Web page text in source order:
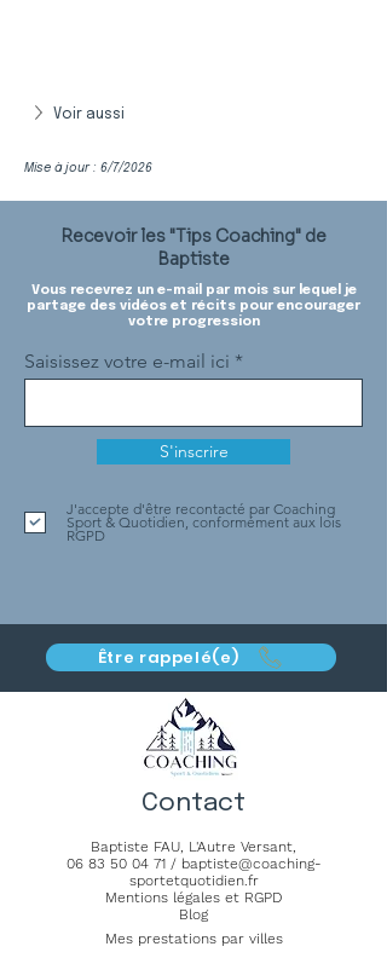
Voir aussi
Mise à jour : 6/7/2026
Recevoir les "Tips Coaching" de
Baptiste
Vous recevrez un e-mail par mois sur lequel je
partage des vidéos et récits pour encourager
votre progression
Saisissez votre e-mail ici
S'inscrire
J'accepte d'être recontacté par Coaching
Sport & Quotidien, conformément aux lois
RGPD
Être rappelé(e)
Contact
Baptiste FAU, L'Autre Versant,
06 83 50 04 71/ baptiste@coaching-
sportetquotidien.fr
Mentions légales et RGPD
Blog
Mes prestations par villes